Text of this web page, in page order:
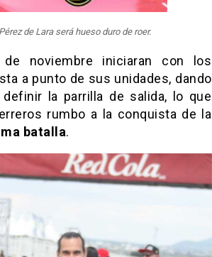
de Lara será hueso duro de roer.
noviembre iniciaran con los
a punto de sus unidades, dando
la parrilla de salida, lo que
rumbo a la conquista de la
batalla.